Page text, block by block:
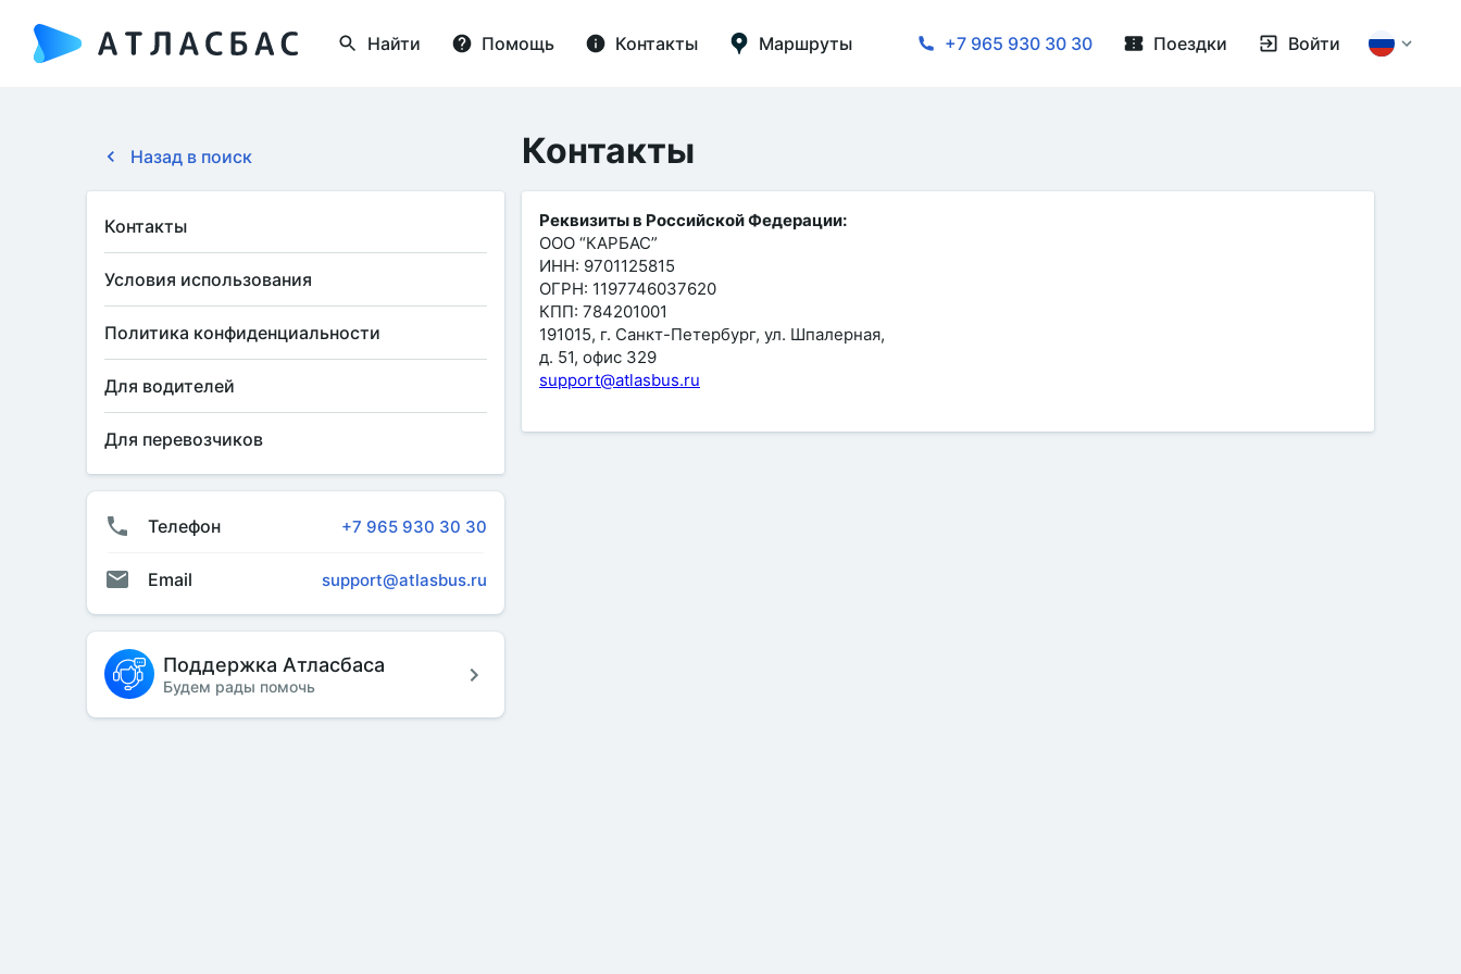
Найти Помощь Контакты Маршруты +7 965 930 30 30 Поездки Войти
Назад в поиск Контакты
Контакты
Условия использования
Политика конфиденциальности
Для водителей
Для перевозчиков
Телефон +7 965 930 30 30
Email support@atlasbus.ru
Поддержка Атласбаса
Будем рады помочь
Реквизиты в Российской Федерации:
ООО “КАРБАС”
ИНН: 9701125815
ОГРН: 1197746037620
КПП: 784201001
191015, г. Санкт-Петербург, ул. Шпалерная,
д. 51, офис 329
support@atlasbus.ru